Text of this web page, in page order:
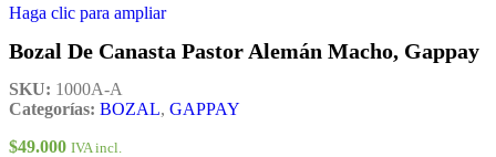
Haga clic para ampliar
Bozal De Canasta Pastor Alemán Macho, Gappay
SKU: 1000A-A
Categorías: BOZAL, GAPPAY
$49.000 IVA incl.